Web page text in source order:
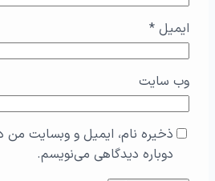
ایمیل *
وب‌ سایت
ذخیره نام، ایمیل و وبسایت من
دوباره دیدگاهی می‌نویسم.